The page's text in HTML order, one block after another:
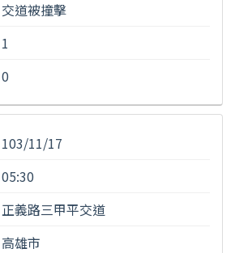
交道被撞擊
1
0
103/11/17
05:30
正義路三甲平交道
高雄市